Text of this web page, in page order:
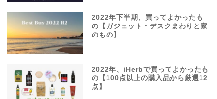
2022年下半期、買ってよかったも
の【ガジェット・デスクまわりと家
のもの】
2022年、iHerbで買ってよかったも
の【100点以上の購入品から厳選12
点】